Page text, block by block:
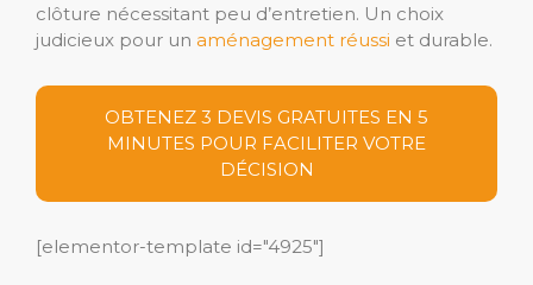
clôture nécessitant peu d’entretien. Un choix
judicieux pour un aménagement réussi et durable.
OBTENEZ 3 DEVIS GRATUITES EN 5
MINUTES POUR FACILITER VOTRE
DÉCISION
[elementor-template id="4925"]